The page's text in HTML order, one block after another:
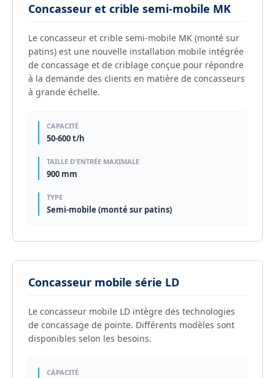
Concasseur et crible semi-mobile MK
Le concasseur et crible semi-mobile MK (monté sur
patins) est une nouvelle installation mobile intégrée
de concassage et de criblage conçue pour répondre
à la demande des clients en matière de concasseurs
à grande échelle.
CAPACITÉ
50-600 t/h
TAILLE D'ENTRÉE MAXIMALE
900 mm
TYPE
Semi-mobile (monté sur patins)
Concasseur mobile série LD
Le concasseur mobile LD intègre des technologies
de concassage de pointe. Différents modèles sont
disponibles selon les besoins.
CAPACITÉ